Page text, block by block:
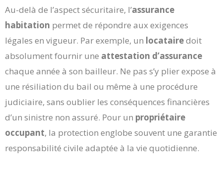
Au-delà de l’aspect sécuritaire, l’assurance
habitation permet de répondre aux exigences
légales en vigueur. Par exemple, un locatairedoit
absolument fournir une attestation d’assurance
chaque année à son bailleur. Ne pas s’y plier expose à
une résiliation du bail ou même à une procédure
judiciaire, sans oublier les conséquences financières
d’un sinistre non assuré. Pour un propriétaire
occupant, la protection englobe souvent une garantie
responsabilité civile adaptée à la vie quotidienne.